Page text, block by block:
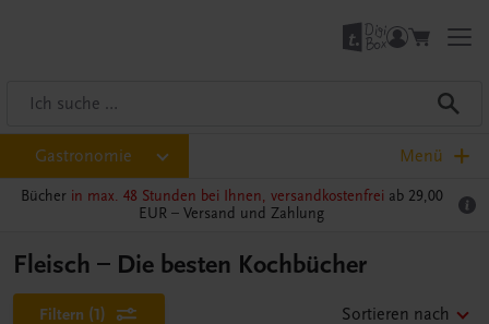
Gastronomie Menü
Bücher in max. 48 Stunden bei Ihnen, versandkostenfrei ab 29,00
EUR – Versand und Zahlung
Fleisch – Die besten Kochbücher
Filtern (1) Sortieren nach